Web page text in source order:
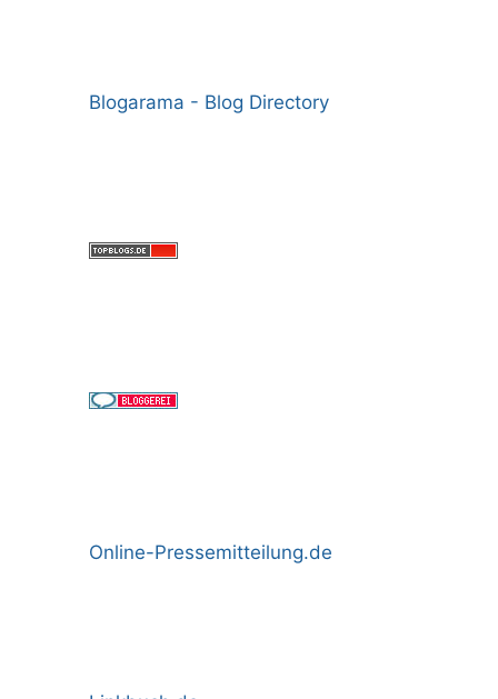
Blogarama - Blog Directory
Online-Pressemitteilung.de